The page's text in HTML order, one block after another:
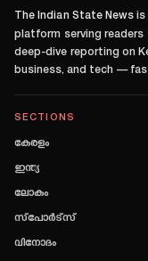
The Indian State News is
platform serving readers
deep-dive reporting on
business, and tech —
SECTIONS
കേരളം
ഇന്ത്യ
ലോകം
സ്പോർട്സ്
വിനോദം